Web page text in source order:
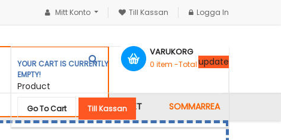
Mitt Konto Till Kassan Logga In
VARUKORG
0 item -Total :0,00 kr
YOUR CART IS CURRENTLY
EMPTY!
Product
update
Go To Cart Till Kassan SOMMARREA
KONTAKTA OSS GALLERIET